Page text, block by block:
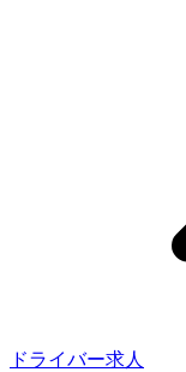
ドライバー求人